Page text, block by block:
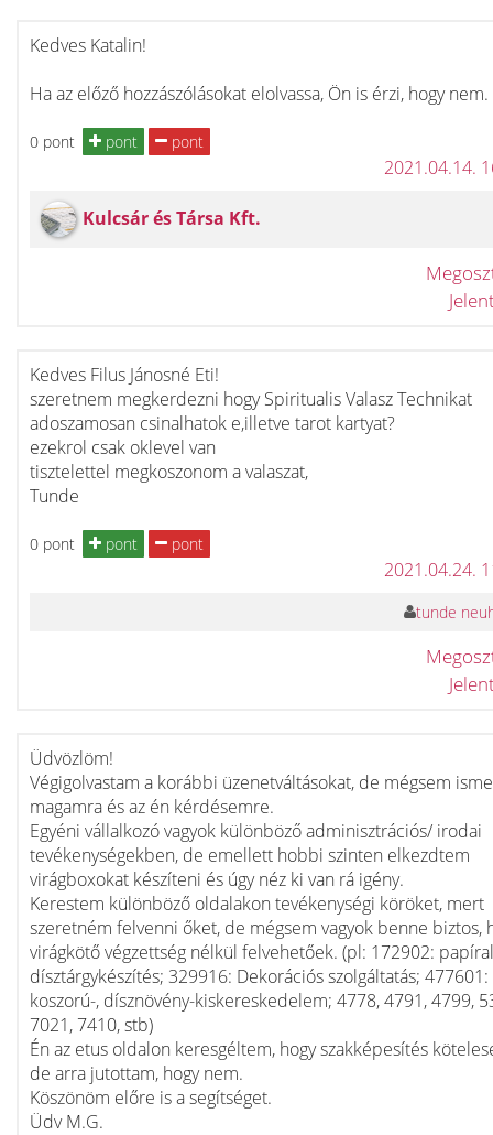
Kedves Katalin!
Ha az előző hozzászólásokat elolvassa, Ön is érzi, hogy nem.
0 pont pont pont
2021.04.14.
Kulcsár és Társa Kft.
Kedves Filus Jánosné Eti!
szeretnem megkerdezni hogy Spiritualis Valasz Technikat
adoszamosan csinalhatok e,illetve tarot kartyat?
ezekrol csak oklevel van
tisztelettel megkoszonom a valaszat,
Tunde
0 pont pont pont
2021.04.24.
tunde
Üdvözlöm!
Végigolvastam a korábbi üzenetváltásokat, de mégsem
magamra és az én kérdésemre.
Egyéni vállalkozó vagyok különböző adminisztrációs/ irodai
tevékenységekben, de emellett hobbi szinten elkezdtem
virágboxokat készíteni és úgy néz ki van rá igény.
Kerestem különböző oldalakon tevékenységi köröket, mert
szeretném felvenni őket, de mégsem vagyok benne biztos,
virágkötő végzettség nélkül felvehetőek. (pl: 172902:
dísztárgykészítés; 329916: Dekorációs szolgáltatás; 477601:
koszorú-, dísznövény-kiskereskedelem; 4778, 4791, 4799,
7021, 7410, stb)
Én az etus oldalon keresgéltem, hogy szakképesítés
de arra jutottam, hogy nem.
Köszönöm előre is a segítséget.
Üdv M.G.